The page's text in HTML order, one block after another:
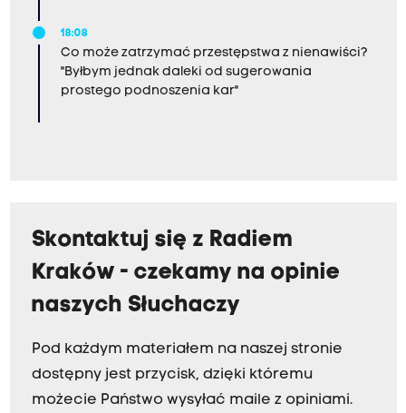
18:08
Co może zatrzymać przestępstwa z nienawiści?
"Byłbym jednak daleki od sugerowania
prostego podnoszenia kar"
Skontaktuj się z Radiem
Kraków - czekamy na opinie
naszych Słuchaczy
Pod każdym materiałem na naszej stronie
dostępny jest przycisk, dzięki któremu
możecie Państwo wysyłać maile z opiniami.